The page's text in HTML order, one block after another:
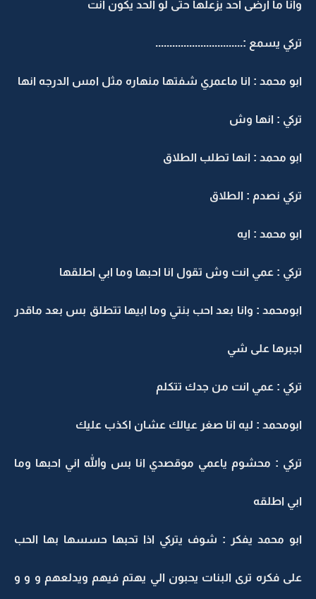
وانا ما ارضى احد يزعلها حتى لو الحد يكون انت
تركي يسمع :...............................
ابو محمد : انا ماعمري شفتها منهاره مثل امس الدرجه انها
تركي : انها وش
ابو محمد : انها تطلب الطلاق
تركي نصدم : الطلاق
ابو محمد : ايه
تركي : عمي انت وش تقول انا احبها وما ابي اطلقها
ابومحمد : وانا بعد احب بنتي وما ابيها تتطلق بس بعد ماقدر
اجبرها على شي
تركي : عمي انت من جدك تتكلم
ابومحمد : ليه انا صغر عيالك عشان اكذب عليك
تركي : محشوم ياعمي موقصدي انا بس والله اني احبها وما
ابي اطلقه
ابو محمد يفكر : شوف يتركي اذا تحبها حسسها بها الحب
على فكره ترى البنات يحبون الي يهتم فيهم ويدلعهم و و و